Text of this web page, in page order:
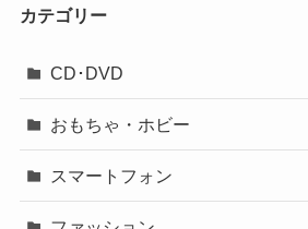
カテゴリー
CD･DVD
おもちゃ・ホビー
スマートフォン